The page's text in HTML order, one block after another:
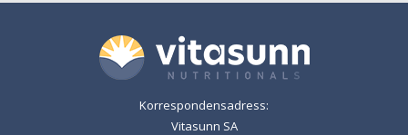
Korrespondensadress:
Vitasunn SA